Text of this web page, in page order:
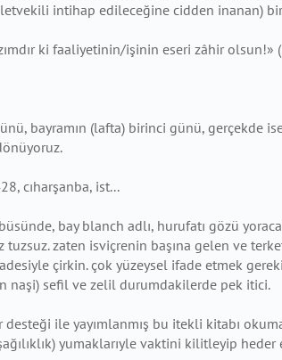
intihap edileceğine cidden inanan)
ki faaliyetinin/işinin eseri zâhir olsun!»
bayramın (lafta) birinci günü, gerçekde
cıharşanba, ist...
bay blanch adlı, hurufatı gözü
tuzsuz. zaten isviçrenin başına gelen ve
çirkin. çok yüzeysel ifade etmek
naşi) sefil ve zelil durumdakilerde pek itici.
ile yayımlanmış bu itekli kitabı
yumaklarıyle vaktini kilitleyip